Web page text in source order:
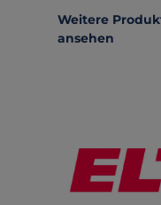
Produktgalerie
Weitere
ansehen